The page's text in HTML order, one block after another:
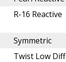
R-16 Reactive
Symmetric
Twist Low Diff